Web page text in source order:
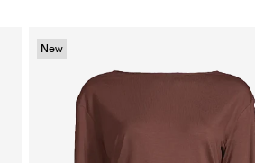
New